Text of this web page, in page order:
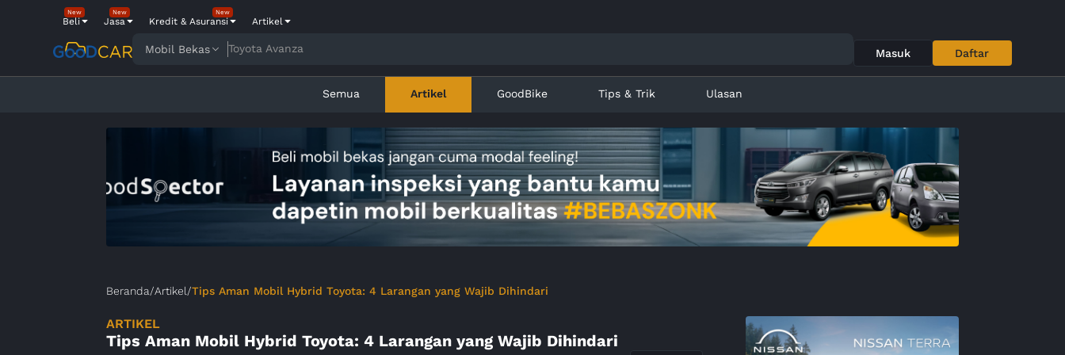
Beli
New
Jasa
New
Kredit & Asuransi
New
Artikel
Mobil Bekas Toyota Avanza Masuk Daftar
Semua Artikel GoodBike Tips & Trik Ulasan
Beranda/Artikel/Tips Aman Mobil Hybrid Toyota: 4 Larangan yang Wajib Dihindari
ARTIKEL
Tips Aman Mobil Hybrid Toyota: 4 Larangan yang Wajib Dihindari